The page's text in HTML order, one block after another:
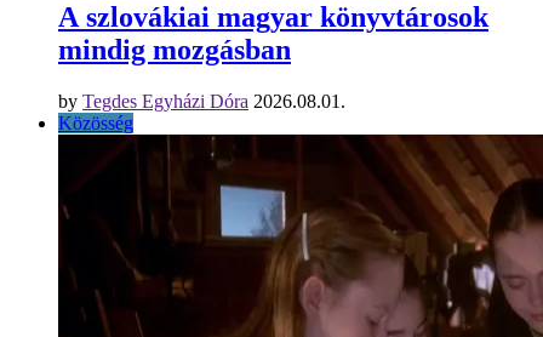
A szlovákiai magyar könyvtárosok
mindig mozgásban
by Tegdes Egyházi Dóra 2026.08.01.
Közösség